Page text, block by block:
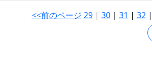
<<前のページ 29| 30| 31 | 32|